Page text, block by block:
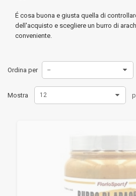
É cosa buona e giusta quella di
dell'acquisto e scegliere un burro di
conveniente.
Ordina per --
Mostra 12